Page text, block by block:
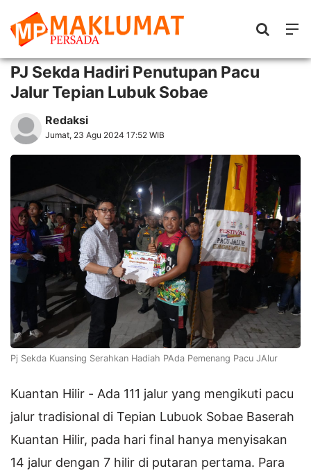
PJ Sekda Hadiri Penutupan Pacu
Jalur Tepian Lubuk Sobae
Redaksi
Jumat, 23 Agu 2024 17:52 WIB
Pj Sekda Kuansing Serahkan Hadiah PAda Pemenang Pacu JAlur
Kuantan Hilir - Ada 111 jalur yang mengikuti pacu
jalur tradisional di Tepian Lubuok Sobae Baserah
Kuantan Hilir, pada hari final hanya menyisakan
14 jalur dengan 7 hilir di putaran pertama. Para